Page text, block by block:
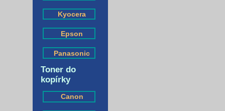
Kyocera
Epson
Panasonic
Toner do
kopírky
Canon